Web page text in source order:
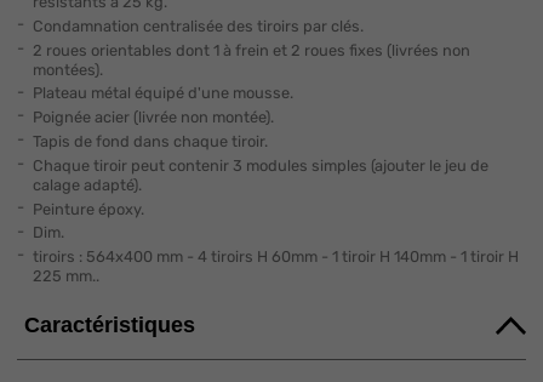
Condamnation centralisée des tiroirs par clés.
2 roues orientables dont 1 à frein et 2 roues fixes (livrées non
montées).
Plateau métal équipé d'une mousse.
Poignée acier (livrée non montée).
Tapis de fond dans chaque tiroir.
Chaque tiroir peut contenir 3 modules simples (ajouter le jeu de
calage adapté).
Peinture époxy.
Dim.
tiroirs : 564x400 mm - 4 tiroirs H 60mm - 1 tiroir H 140mm - 1 tiroir H
225 mm..
Caractéristiques